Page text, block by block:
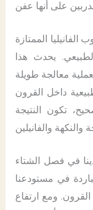
الممتازة
يحدث هذا
معالجة طويلة
داخل القرون
تكون النتيجة
في فصل الشتاء
في مستودعنا
ومع ارتفاع